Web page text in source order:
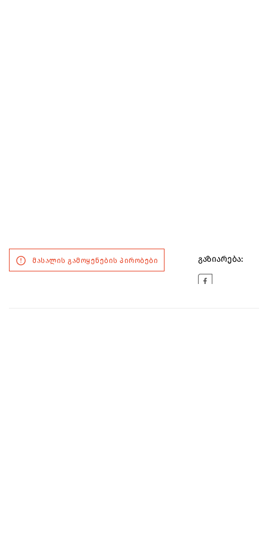
მასალის გამოყენების პირობები გაზიარება: